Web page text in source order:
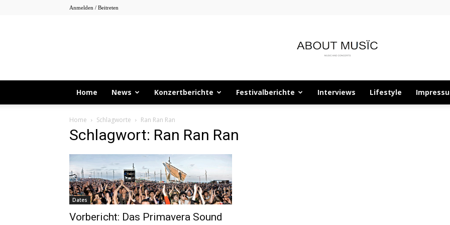
Anmelden / Beitreten
About
Home News Konzertberichte Festivalberichte Interviews Lifestyle
Home Schlagworte Ran Ran Ran
Schlagwort: Ran Ran Ran
Dates
Vorbericht: Das Primavera Sound